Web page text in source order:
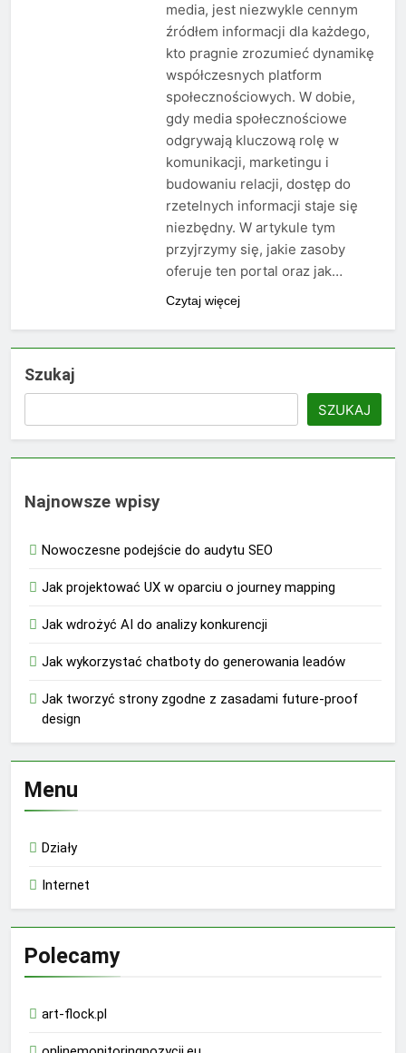
media, jest niezwykle cennym
źródłem informacji dla każdego,
kto pragnie zrozumieć dynamikę
współczesnych platform
społecznościowych. W dobie,
gdy media społecznościowe
odgrywają kluczową rolę w
komunikacji, marketingu i
budowaniu relacji, dostęp do
rzetelnych informacji staje się
niezbędny. W artykule tym
przyjrzymy się, jakie zasoby
oferuje ten portal oraz jak…
Czytaj więcej
Szukaj
SZUKAJ
Najnowsze wpisy
Nowoczesne podejście do audytu SEO
Jak projektować UX w oparciu o journey mapping
Jak wdrożyć AI do analizy konkurencji
Jak wykorzystać chatboty do generowania leadów
Jak tworzyć strony zgodne z zasadami future-proof
design
Menu
Działy
Internet
Polecamy
art-flock.pl